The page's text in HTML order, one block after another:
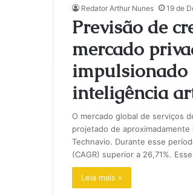
Redator Arthur Nunes 19 de
Previsão de
mercado
impulsionado
inteligência
O mercado global de serviços
projetado de
Technavio. Durante esse
(CAGR) superior a 26,71%.
Leia mais »